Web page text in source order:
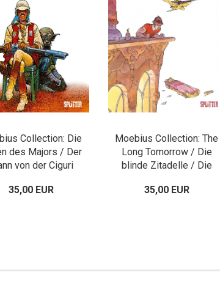
Collection: Die
des Majors / Der
von der Ciguri
35,00 EUR
Moebius Collection: The
Long Tomorrow / Die
blinde Zitadelle / Die
35,00 EUR